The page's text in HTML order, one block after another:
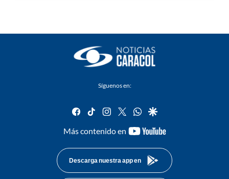
Síguenos en:
facebook
tiktok instagram
twitterwhatsapp
google
Más contenido en
youtube-
Descarga nuestra app en